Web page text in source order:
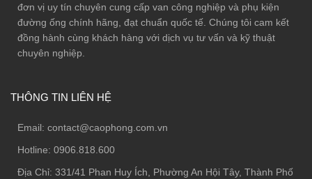
đơn vị uy tín chuyên cung cấp van công nghiệp và phụ kiện
đường ống chính hãng, đạt chuẩn quốc tế. Chúng tôi cam kết
đồng hành cùng khách hàng với dịch vụ tư vấn và kỹ thuật
chuyên nghiệp.
THÔNG TIN LIÊN HỆ
Email: contact@caophong.com.vn
Hotline: 0906.818.600
Địa Chỉ: 331/41 Phan Huy Ích, Phường An Hội Tây, Thành Phố